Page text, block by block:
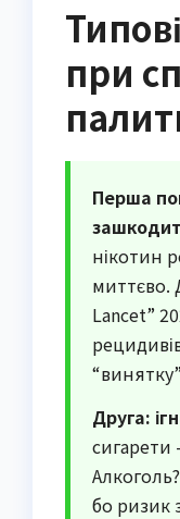
при
Перша
нікотин
миттєво.
Lancet”
Друга:
сигарети
бо ризик